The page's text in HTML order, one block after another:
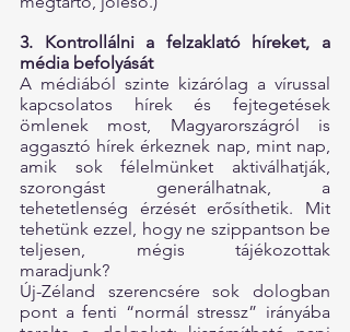
3. Kontrollálni a felzaklató híreket, a
média befolyását
A médiából szinte kizárólag a vírussal
kapcsolatos hírek és fejtegetések
ömlenek most, Magyarországról is
aggasztó hírek érkeznek nap, mint nap,
amik sok félelmünket aktiválhatják,
szorongást generálhatnak, a
tehetetlenség érzését erősíthetik. Mit
tehetünk ezzel, hogy ne szippantson be
teljesen, mégis tájékozottak
maradjunk?
Új-Zéland szerencsére sok dologban
pont a fenti “normál stressz” irányába